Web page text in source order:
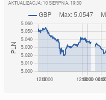
AKTUALIZACJA: 10 SIERPNIA, 19:30